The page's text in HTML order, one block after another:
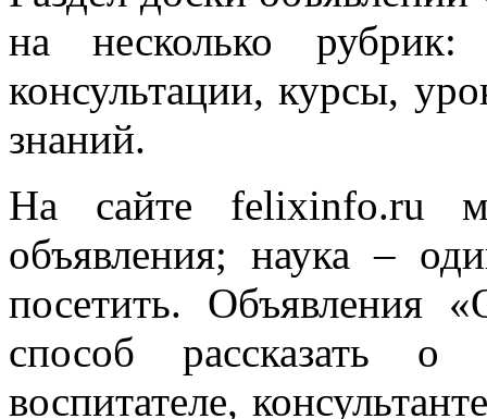
на несколько рубрик:
консультации, курсы,
знаний.
На сайте felixinfo.ru
объявления; наука –
посетить. Объявления
способ рассказать о
воспитателе,